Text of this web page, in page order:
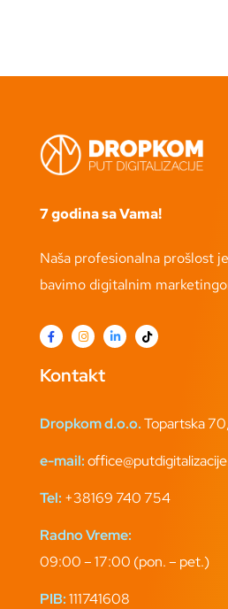
7 godina sa Vama!
Naša profesionalna prošlost
bavimo digitalnim
Kontakt
Dropkom d.o.o.Topartska
e-mail:
Tel: +38169 740 754
Radno Vreme:
09:00 – 17:00 (pon. – pet.)
PIB:111741608